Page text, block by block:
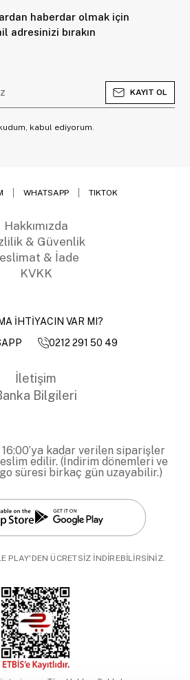
haberdar olmak için
adresinizi bırakın
KAYIT OL
kabul ediyorum.
WHATSAPP TIKTOK
Hakkımızda
& Güvenlik
& İade
KVKK
İHTİYACIN VAR MI?
0212 291 50 49
İletişim
Bilgileri
kadar verilen siparişler
edilir. (İndirim dönemleri ve
süresi birkaç gün uzayabilir.)
PLAY'DEN ÜCRETSİZ İNDİREBİLİRSİNİZ.